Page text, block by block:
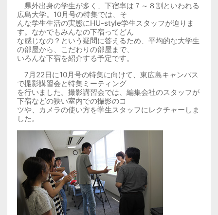
県外出身の学生が多く、下宿率は７～８割といわれる
広島大学。10月号の特集では、そ
んな学生生活の実態にHU-style学生スタッフが迫りま
す。なかでもみんなの下宿ってどん
な感じなの？という疑問に答えるため、平均的な大学生
の部屋から、こだわりの部屋まで、
いろんな下宿を紹介する予定です。
7月22日に10月号の特集に向けて、東広島キャンパス
で撮影講習会と特集ミーティング
を行いました。撮影講習会では、編集会社のスタッフが
下宿などの狭い室内での撮影のコ
ツや、カメラの使い方を学生スタッフにレクチャーしま
した。